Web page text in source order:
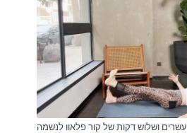
עשרים ושלוש דקות של קור פלאוו לנשמה